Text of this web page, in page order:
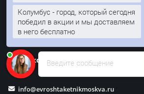
Кровля
Забор
Наши контакты
info@evroshtaketnikmoskva.ru
Введите сообщение
Колумбус - город, который сегодня
победил в акции и мы доставляем
в него бесплатно